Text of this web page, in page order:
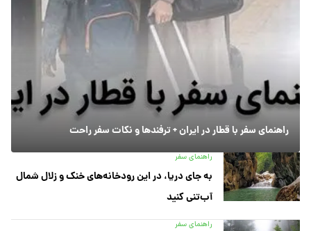
راهنمای سفر با قطار در ایران + ترفندها و نکات سفر راحت
راهنمای سفر
به جای دریا، در این رودخانه‌های خنک و زلال شمال
آب‌تنی کنید
راهنمای سفر